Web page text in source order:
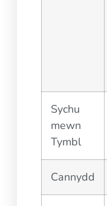
Sychu
mewn
Tymbl
Cannydd